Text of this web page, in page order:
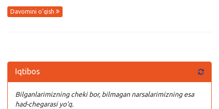
Davomini o'qish
Iqtibos
Bilganlarimizning cheki bor, bilmagan narsalarimizning esa
had-chegarasi yo‘q.